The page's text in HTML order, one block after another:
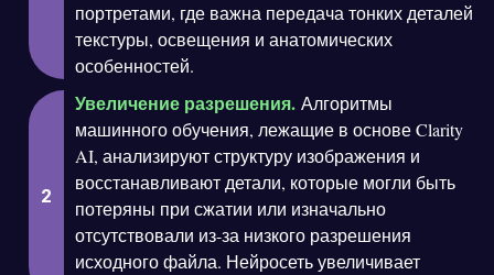
портретами, где важна передача тонких деталей
текстуры, освещения и анатомических
особенностей.
Увеличение разрешения. Алгоритмы
машинного обучения, лежащие в основе Clarity
AI, анализируют структуру изображения и
восстанавливают детали, которые могли быть
потеряны при сжатии или изначально
отсутствовали из-за низкого разрешения
исходного файла. Нейросеть увеличивает